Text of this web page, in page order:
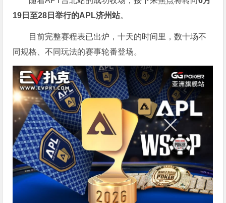
19 日至28 日举行的APL济州站。
目前完整赛程表已出炉，十天的时间里，数十场不
同规格、不同玩法的赛事轮番登场。